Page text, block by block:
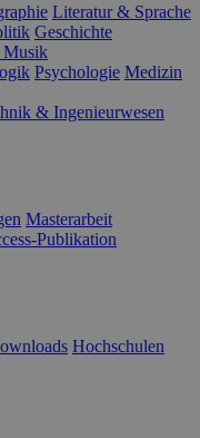
Literatur & Sprache
Geschichte
Psychologie Medizin
& Ingenieurwesen
Masterarbeit
Publikation
Hochschulen